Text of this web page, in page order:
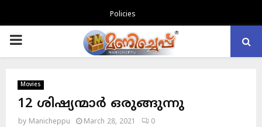
Policies
PRIMARY
Movies
12 ശിഷ്യന്മാർ ഒരുങ്ങുന്നു
by Manicheppu March 28, 2021 0